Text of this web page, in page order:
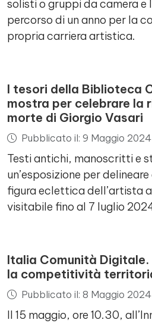
solisti o gruppi da camera e
percorso di un anno per la
propria carriera artistica.
I tesori della Biblioteca
mostra per celebrare la
morte di Giorgio Vasari
Pubblicato il: 9 Maggio 2024
Testi antichi, manoscritti e
un’esposizione per
figura eclettica dell’artista
visitabile fino al 7 luglio
Italia Comunità Digitale.
la competitività
Pubblicato il: 8 Maggio 2024
Il 15 maggio, ore 10.30,